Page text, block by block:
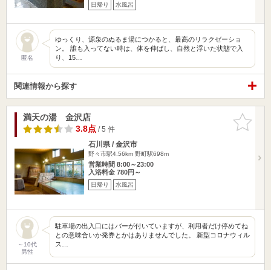
日帰り 水風呂
匿名
ゆっくり、源泉のぬるま湯につかると、最高のリラクゼーショ
ン。 誰も入ってない時は、体を伸ばし、自然と浮いた状態で入
り、15…
関連情報から探す
お気に入
りに追加
満天の湯 金沢店
3.8点/ 5 件
石川県 / 金沢市
野々市駅4.56km 野町駅698m
営業時間 8:00～23:00
入浴料金 780円～
日帰り 水風呂
～10代
男性
駐車場の出入口にはバーが付いていますが、利用者だけ停めてね
との意味合いか発券とかはありませんでした。 新型コロナウィル
ス…